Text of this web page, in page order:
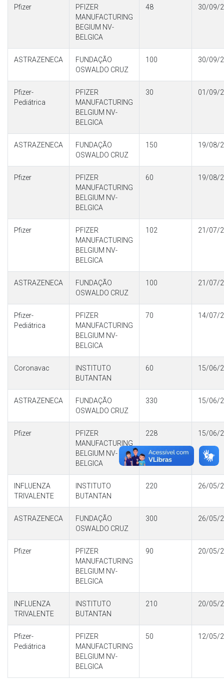
Pfizer
PFIZER
MANUFACTURING
BEGIUM NV-
BELGICA
48 30/09/
ASTRAZENECA
FUNDAÇÃO
OSWALDO CRUZ
100 30/09/
Pfizer-
Pediátrica
PFIZER
MANUFACTURING
BELGIUM NV-
BELGICA
30 01/09/
ASTRAZENECA
FUNDAÇÃO
OSWALDO CRUZ
150 19/08/
Pfizer
PFIZER
MANUFACTURING
BELGIUM NV-
BELGICA
60 19/08/
Pfizer
PFIZER
MANUFACTURING
BELGIUM NV-
BELGICA
102 21/07/
ASTRAZENECA
FUNDAÇÃO
OSWALDO CRUZ
100 21/07/
Pfizer-
Pediátrica
PFIZER
MANUFACTURING
BELGIUM NV-
BELGICA
70 14/07/
Coronavac
INSTITUTO
BUTANTAN
60 15/06/
ASTRAZENECA
FUNDAÇÃO
OSWALDO CRUZ
330 15/06/
Pfizer
PFIZER
MANUFACTURING
BELGIUM NV-
BELGICA
228 15/06/
INFLUENZA
TRIVALENTE
INSTITUTO
BUTANTAN
220 26/05/
ASTRAZENECA
FUNDAÇÃO
OSWALDO CRUZ
300 26/05/
Pfizer
PFIZER
MANUFACTURING
BELGIUM NV-
BELGICA
90 20/05/
INFLUENZA
TRIVALENTE
INSTITUTO
BUTANTAN
210 20/05/
Pfizer-
Pediátrica
PFIZER
MANUFACTURING
BELGIUM NV-
BELGICA
50 12/05/